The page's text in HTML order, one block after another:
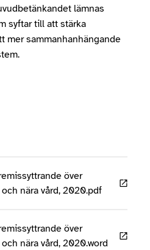
lämnas
syftar till att stärka
mer sammanhanhängande
över
nära vård, 2020.pdf
över
nära vård, 2020.word